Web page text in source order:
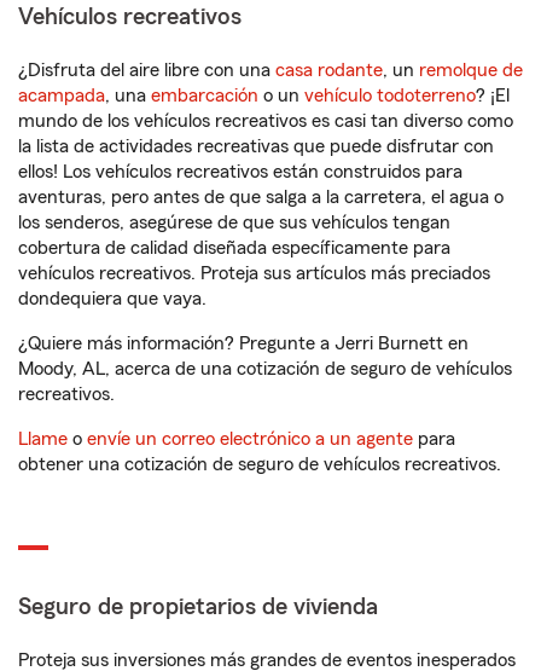
Vehículos recreativos
¿Disfruta del aire libre con una casa rodante, un remolque de
acampada, una embarcación o un vehículo todoterreno? ¡El
mundo de los vehículos recreativos es casi tan diverso como
la lista de actividades recreativas que puede disfrutar con
ellos! Los vehículos recreativos están construidos para
aventuras, pero antes de que salga a la carretera, el agua o
los senderos, asegúrese de que sus vehículos tengan
cobertura de calidad diseñada específicamente para
vehículos recreativos. Proteja sus artículos más preciados
dondequiera que vaya.
¿Quiere más información? Pregunte a Jerri Burnett en
Moody, AL, acerca de una cotización de seguro de vehículos
recreativos.
Llame o envíe un correo electrónico a un agente para
obtener una cotización de seguro de vehículos recreativos.
Seguro de propietarios de vivienda
Proteja sus inversiones más grandes de eventos inesperados